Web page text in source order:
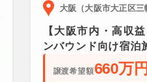
大阪（大阪市大正区三
【大阪市内・高収
ンバウンド向け宿泊
譲渡希望額660万円